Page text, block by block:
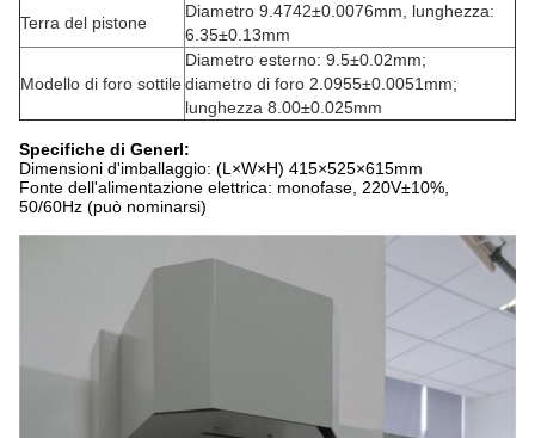
Terra del pistone
Diametro 9.4742±0.0076mm, lunghezza:
6.35±0.13mm
Modello di foro sottile
Diametro esterno: 9.5±0.02mm;
diametro di foro 2.0955±0.0051mm;
lunghezza 8.00±0.025mm
Specifiche di Generl:
Dimensioni d'imballaggio: (L×W×H) 415×525×615mm
Fonte dell'alimentazione elettrica: monofase, 220V±10%,
50/60Hz (può nominarsi)